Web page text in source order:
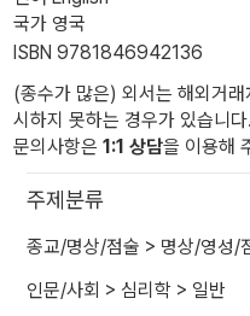
국가 영국
ISBN 9781846942136
(종수가 많은) 외서는 해외거
시하지 못하는 경우가 있습니다.
문의사항은 1:1 상담을 이용해
주제분류
종교/명상/점술 > 명상/영성/
인문/사회 > 심리학 > 일반